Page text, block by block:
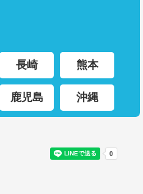
長崎 熊本
鹿児島 沖縄